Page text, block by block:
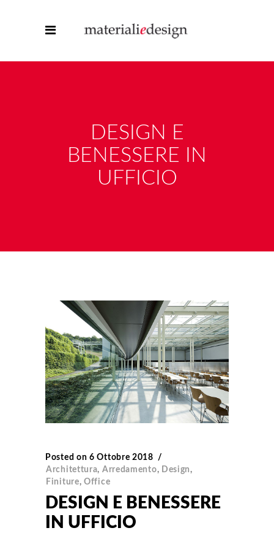
DESIGN E
BENESSERE IN
UFFICIO
Posted on 6 Ottobre 2018
Architettura, Arredamento, Design,
Finiture,Office
DESIGN E BENESSERE
IN UFFICIO